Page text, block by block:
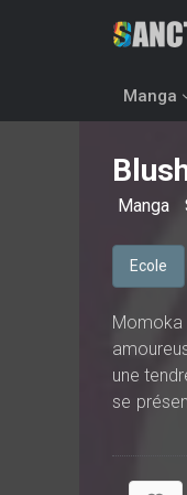
Manga
Manga
Ecole
une
se
pas sa
débute